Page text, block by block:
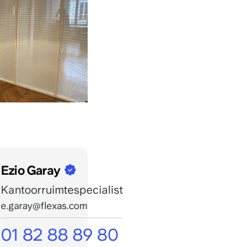
Ezio Garay
Kantoorruimtespecialist
e.garay@flexas.com
01 82 88 89 80